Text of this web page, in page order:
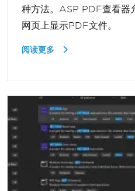
种方法。ASP PDF查看器
网页上显示PDF文件。
阅读更多